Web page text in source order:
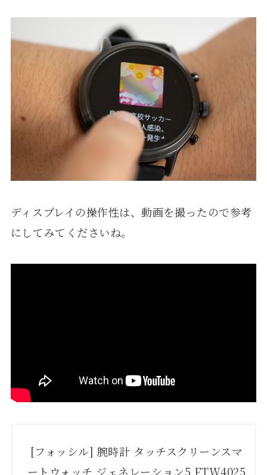
ディスプレイの操作性は、動画を撮ったので参考
にしてみてくださいね。
[フォッシル] 腕時計 タッチスクリーンスマ
ートウォッチ ジェネレーション5 FTW4025